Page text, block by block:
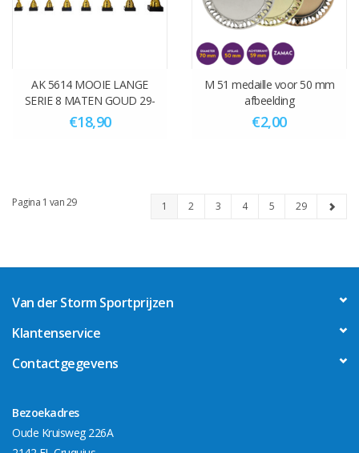
AK 5614 MOOIE LANGE
SERIE 8 MATEN GOUD 29-
45.5 cm
€18,90
M 51 medaille voor 50 mm
afbeelding
€2,00
Pagina 1 van 29 1 2 3 4 5 29
Van der Storm Sportprijzen
Klantenservice
Contactgegevens
Bezoekadres
Oude Kruisweg 226A